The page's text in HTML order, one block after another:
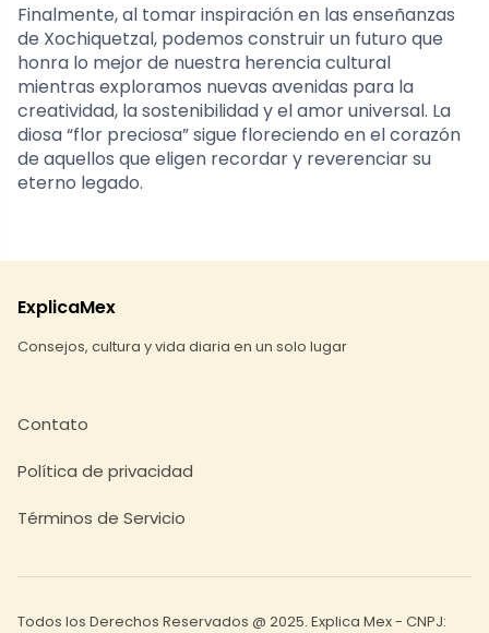
Finalmente, al tomar inspiración en las enseñanzas
de Xochiquetzal, podemos construir un futuro que
honra lo mejor de nuestra herencia cultural
mientras exploramos nuevas avenidas para la
creatividad, la sostenibilidad y el amor universal. La
diosa “flor preciosa” sigue floreciendo en el corazón
de aquellos que eligen recordar y reverenciar su
eterno legado.
ExplicaMex
Consejos, cultura y vida diaria en un solo lugar
Contato
Política de privacidad
Términos de Servicio
Todos los Derechos Reservados @ 2025. Explica Mex - CNPJ: